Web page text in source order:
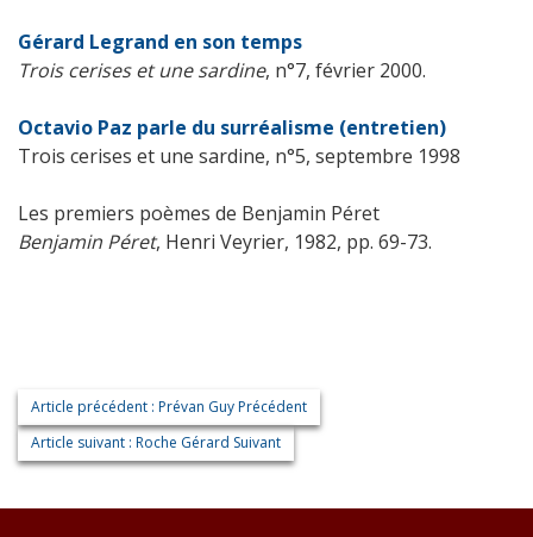
Gérard Legrand en son temps
Trois cerises et une sardine, n°7, février 2000.
Octavio Paz parle du surréalisme (entretien)
Trois cerises et une sardine, n°5, septembre 1998
Les premiers poèmes de Benjamin Péret
Benjamin Péret, Henri Veyrier, 1982, pp. 69-73.
Article précédent : Prévan GuyPrécédent
Article suivant : Roche Gérard Suivant